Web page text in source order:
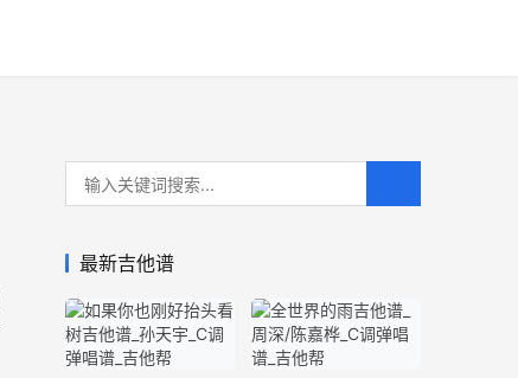
最新吉他谱